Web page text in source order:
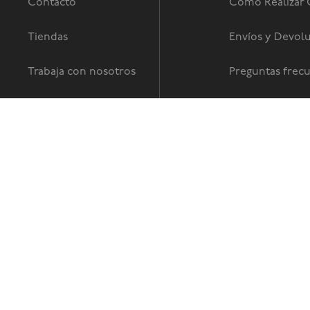
Contacto
Tiendas
Trabaja con nosotros
Como Realizar
Envíos y
Preguntas